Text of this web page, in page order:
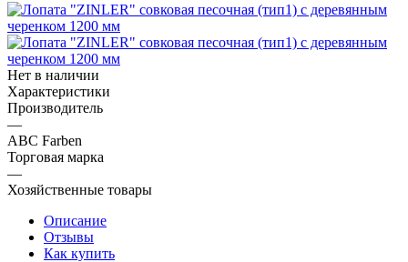
Нет в наличии
Характеристики
Производитель
—
ABC Farben
Торговая марка
—
Хозяйственные товары
Описание
Отзывы
Как купить